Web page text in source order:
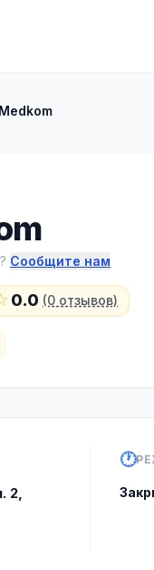
Medkom
Сообщите нам
0.0 (0 отзывов)
2,
🕐